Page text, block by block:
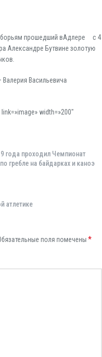
прошедший вАдлере с 4
Александре Бутвине золотую
Васильевича
width=»200″
года проходил Чемпионат
гребле на байдарках и каноэ
атлетике
поля помечены *